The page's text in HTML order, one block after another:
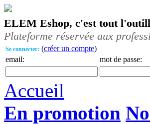
ELEM Eshop, c'est tout
Plateforme réservée aux
Se connecter: (créer un compte)
email:
mot de passe:
Accueil
En promotion